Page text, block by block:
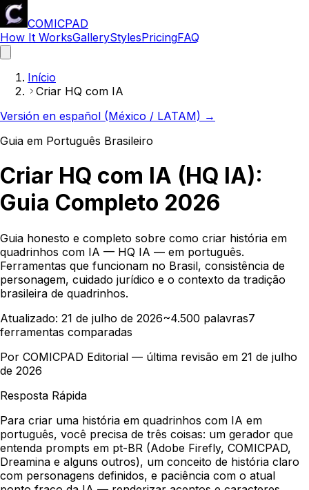
COMICPAD
How It WorksGalleryStylesPricingFAQ
Início
Criar HQ com IA
Versión en español (México / LATAM) →
Guia em Português Brasileiro
Criar HQ com IA (HQ IA):
Guia Completo 2026
Guia honesto e completo sobre como criar história em
quadrinhos com IA — HQ IA — em português.
Ferramentas que funcionam no Brasil, consistência de
personagem, cuidado jurídico e o contexto da tradição
brasileira de quadrinhos.
Atualizado: 21 de julho de 2026~4.500 palavras7
ferramentas comparadas
Por COMICPAD Editorial — última revisão em 21 de julho
de 2026
Resposta Rápida
Para criar uma história em quadrinhos com IA em
português, você precisa de três coisas: um gerador que
entenda prompts em pt-BR (Adobe Firefly, COMICPAD,
Dreamina e alguns outros), um conceito de história claro
com personagens definidos, e paciência com o atual